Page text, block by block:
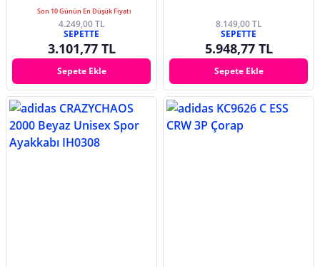
Son 10 Günün En Düşük Fiyatı
4.249,00 TL
SEPETTE
3.101,77 TL
Sepete Ekle
8.149,00 TL
SEPETTE
5.948,77 TL
Sepete Ekle